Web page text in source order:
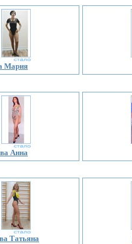
Мария
Анна
Татьяна